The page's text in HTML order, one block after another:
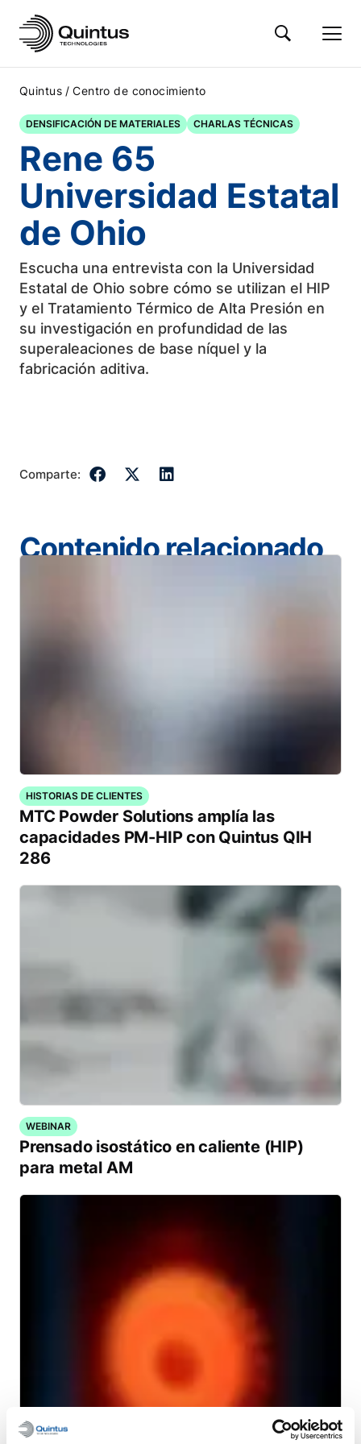
Quintus / Centro de conocimiento
DENSIFICACIÓN DE MATERIALES CHARLAS TÉCNICAS
Rene 65
Universidad Estatal
de Ohio
Escucha una entrevista con la Universidad
Estatal de Ohio sobre cómo se utilizan el HIP
y el Tratamiento Térmico de Alta Presión en
su investigación en profundidad de las
superaleaciones de base níquel y la
fabricación aditiva.
Comparte:
Contenido relacionado
HISTORIAS DE CLIENTES
MTC Powder Solutions amplía las
capacidades PM-HIP con Quintus QIH
286
WEBINAR
Prensado isostático en caliente (HIP)
para metal AM
WHITE PAPER